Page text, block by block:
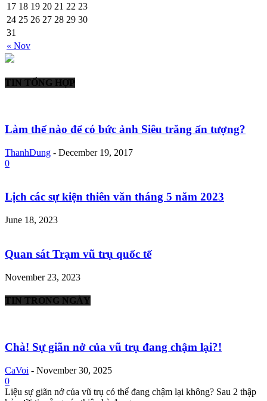
« Nov
17 18 19 20 21 22 23
24 25 26 27 28 29 30
31
TIN TỔNG HỢP
Làm thế nào để có bức ảnh Siêu trăng ấn tượng?
ThanhDung - December 19, 2017
0
Lịch các sự kiện thiên văn tháng 5 năm 2023
June 18, 2023
Quan sát Trạm vũ trụ quốc tế
November 23, 2023
TIN TRONG NGÀY
Chà! Sự giãn nở của vũ trụ đang chậm lại?!
CaVoi - November 30, 2025
0
Liệu sự giãn nở của vũ trụ có thể đang chậm lại không? Sau 2 thập